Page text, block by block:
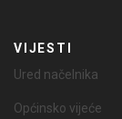
VIJESTI
Ured načelnika
Općinsko vijeće